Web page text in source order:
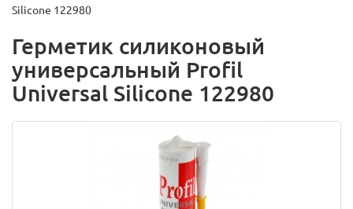
Silicone 122980
Герметик силиконовый
универсальный Profil
Universal Silicone 122980